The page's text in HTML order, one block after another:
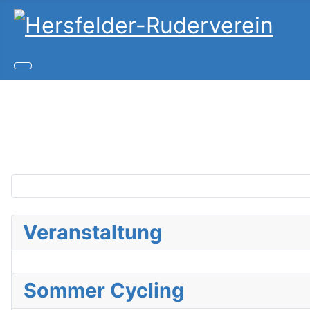
Veranstaltung
Sommer Cycling